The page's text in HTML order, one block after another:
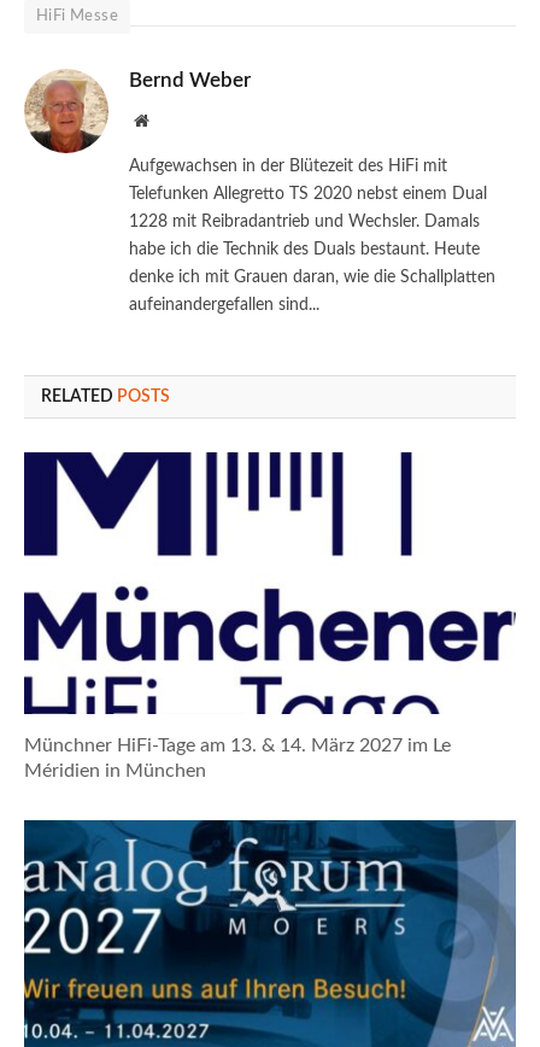
HiFi Messe
Bernd Weber
Website
Aufgewachsen in der Blütezeit des HiFi mit
Telefunken Allegretto TS 2020 nebst einem Dual
1228 mit Reibradantrieb und Wechsler. Damals
habe ich die Technik des Duals bestaunt. Heute
denke ich mit Grauen daran, wie die Schallplatten
aufeinandergefallen sind...
RELATED POSTS
Münchner HiFi-Tage am 13. & 14. März 2027 im Le
Méridien in München